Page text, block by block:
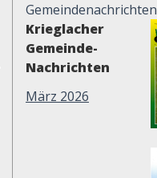
Gemeindenachrichten
Krieglacher
Gemeinde-
Nachrichten
März 2026